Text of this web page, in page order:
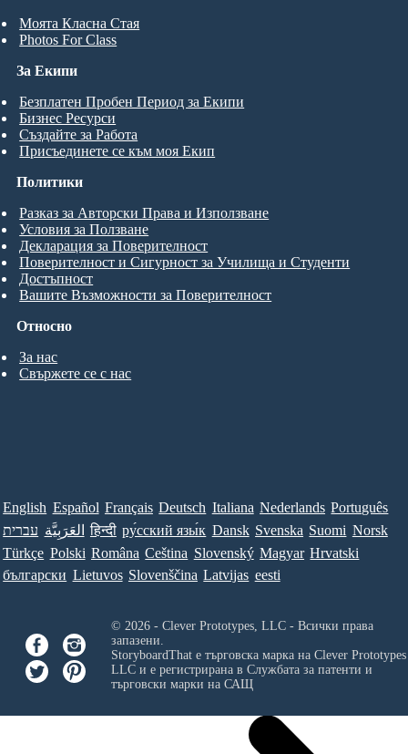
Моята Класна Стая
Photos For Class
За Екипи
Безплатен Пробен Период за Екипи
Бизнес Ресурси
Създайте за Работа
Присъединете се към моя Екип
Относно
За нас
Свържете се с нас
Политики
Разказ за Авторски Права и Използване
Условия за Ползване
Декларация за Поверителност
Поверителност и Сигурност за Училища и Студенти
Достъпност
Вашите Възможности за Поверителност
English Español Français Deutsch Italiana Nederlands Português
עברית العَرَبِيَّة हिन्दी ру́сский язы́к Dansk Svenska Suomi Norsk
Türkçe Polski Româna Ceština Slovenský Magyar Hrvatski
български Lietuvos Slovenščina Latvijas eesti
© 2026 - Clever Prototypes, LLC - Всички права
запазени.
StoryboardThat е търговска марка на Clever
LLCи е регистрирана в Службата за патенти и
търговски марки на САЩ